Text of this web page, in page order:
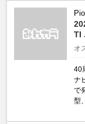
TI
オ
40
ナ
で
型